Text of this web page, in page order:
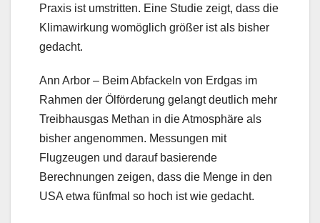
Praxis ist umstritten. Eine Studie zeigt, dass die
Klimawirkung womöglich größer ist als bisher
gedacht.
Ann Arbor – Beim Abfackeln von Erdgas im
Rahmen der Ölförderung gelangt deutlich mehr
Treibhausgas Methan in die Atmosphäre als
bisher angenommen. Messungen mit
Flugzeugen und darauf basierende
Berechnungen zeigen, dass die Menge in den
USA etwa fünfmal so hoch ist wie gedacht.